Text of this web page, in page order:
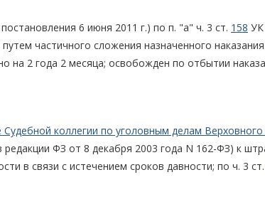
6 июня 2011 г.) по п. "а" ч. 3 ст. 158 УК
частичного сложения назначенного
на 2 года 2 месяца; освобожден по отбытии
Судебной коллегии по уголовным делам
ФЗ от 8 декабря 2003 года N 162-ФЗ) к
в связи с истечением сроков давности; по ч. 3 ст.